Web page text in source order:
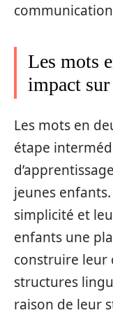
Les mots
impact sur
Les mots en
étape
jeunes
simplicité et
enfants une
construire leur
structures
raison de leur